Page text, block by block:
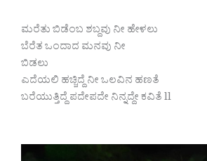
ಮರೆತು ಬಿಡೆಂಬ ಶಬ್ದವು ನೀ ಹೇಳಲು
ಬೆರೆತ ಒಂದಾದ ಮನವು ನೀ
ಬಿಡಲು
ಎದೆಯಲಿ ಹಚ್ಚಿದ್ದೆ ನೀ ಒಲವಿನ ಹಣತೆ
ಬರೆಯುತ್ತಿದ್ದೆ ಪದೇಪದೇ ನಿನ್ನದ್ದೇ ಕವಿತೆ ll